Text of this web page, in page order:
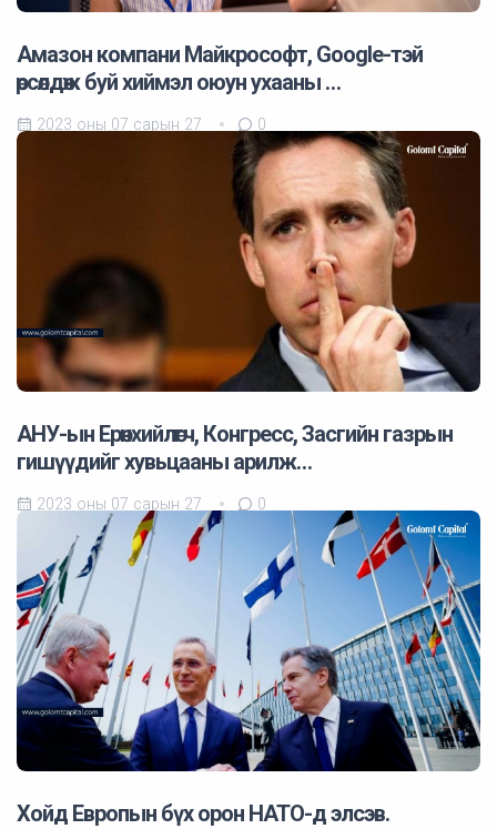
Амазон компани Майкрософт, Google-тэй
өрсөлдөж буй хиймэл оюун ухааны …
2023 оны 07 сарын 27 0
АНУ-ын Ерөнхийлөгч, Конгресс, Засгийн газрын
гишүүдийг хувьцааны арилж…
2023 оны 07 сарын 27 0
Хойд Европын бүх орон НАТО-д элсэв.